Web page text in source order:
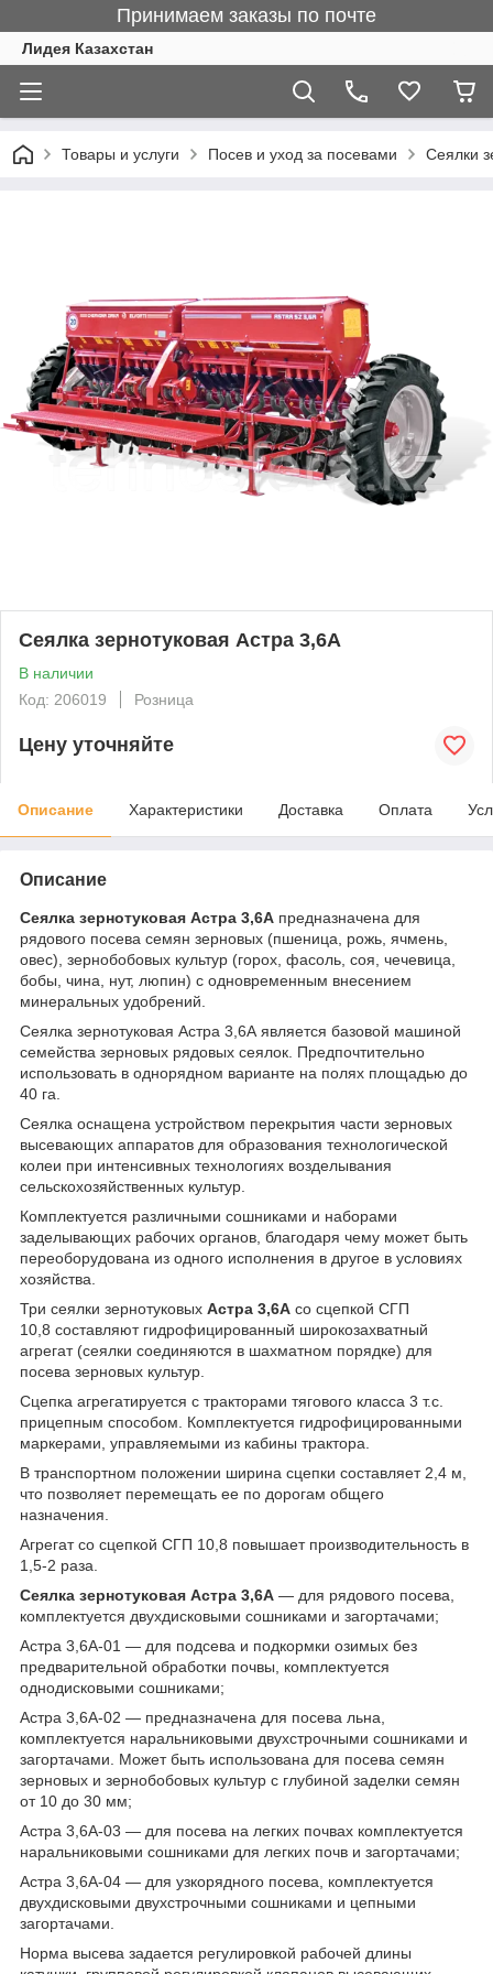
Принимаем заказы по почте
Лидея Казахстан
Товары и услуги Посев и уход за посевами Сеялки
Сеялка зернотуковая Астра 3,6А
В наличии
Код: 206019
Розница
Цену уточняйте
Описание Характеристики Доставка Оплата
Описание
Сеялка зернотуковая Астра 3,6А предназначена для
рядового посева семян зерновых (пшеница, рожь, ячмень,
овес), зернобобовых культур (горох, фасоль, соя, чечевица,
бобы, чина, нут, люпин) с одновременным внесением
минеральных удобрений.
Сеялка зернотуковая Астра 3,6А является базовой машиной
семейства зерновых рядовых сеялок. Предпочтительно
использовать в однорядном варианте на полях площадью до
40 га.
Сеялка оснащена устройством перекрытия части зерновых
высевающих аппаратов для образования технологической
колеи при интенсивных технологиях возделывания
сельскохозяйственных культур.
Комплектуется различными сошниками и наборами
заделывающих рабочих органов, благодаря чему может быть
переоборудована из одного исполнения в другое в условиях
хозяйства.
Три сеялки зернотуковых Астра 3,6А со сцепкой СГП
10,8 составляют гидрофицированный широкозахватный
агрегат (сеялки соединяются в шахматном порядке) для
посева зерновых культур.
Сцепка агрегатируется с тракторами тягового класса 3 т.с.
прицепным способом. Комплектуется гидрофицированными
маркерами, управляемыми из кабины трактора.
В транспортном положении ширина сцепки составляет 2,4 м,
что позволяет перемещать ее по дорогам общего
назначения.
Агрегат со сцепкой СГП 10,8 повышает производительность в
1,5-2 раза.
Сеялка зернотуковая Астра 3,6А — для рядового посева,
комплектуется двухдисковыми сошниками и загортачами;
Астра 3,6А-01 — для подсева и подкормки озимых без
предварительной обработки почвы, комплектуется
однодисковыми сошниками;
Астра 3,6А-02 — предназначена для посева льна,
комплектуется наральниковыми двухстрочными сошниками и
загортачами. Может быть использована для посева семян
зерновых и зернобобовых культур с глубиной заделки семян
от 10 до 30 мм;
Астра 3,6А-03 — для посева на легких почвах комплектуется
наральниковыми сошниками для легких почв и загортачами;
Астра 3,6А-04 — для узкорядного посева, комплектуется
двухдисковыми двухстрочными сошниками и цепными
загортачами.
Норма высева задается регулировкой рабочей длины